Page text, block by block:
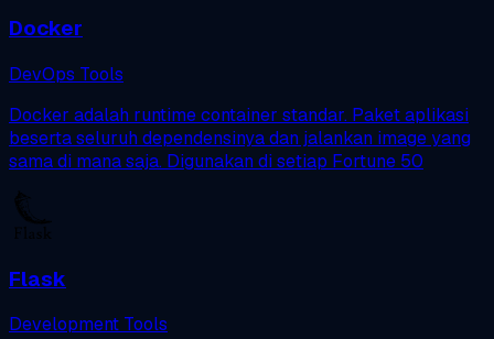
Docker
DevOps Tools
Docker adalah runtime container standar. Paket aplikasi
beserta seluruh dependensinya dan jalankan image yang
sama di mana saja. Digunakan di setiap Fortune 50
Flask
Development Tools